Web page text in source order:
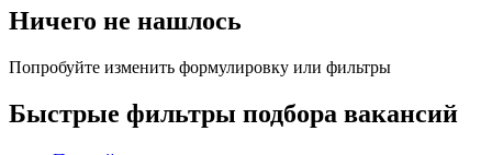
Ничего не нашлось
Попробуйте изменить формулировку или фильтры
Быстрые фильтры подбора вакансий